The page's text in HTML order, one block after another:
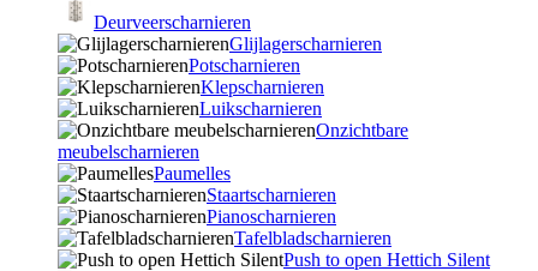
Deurveerscharnieren
Glijlagerscharnieren
Potscharnieren
Klepscharnieren
Luikscharnieren
Onzichtbare
meubelscharnieren
Paumelles
Staartscharnieren
Pianoscharnieren
Tafelbladscharnieren
Push to open Hettich Silent